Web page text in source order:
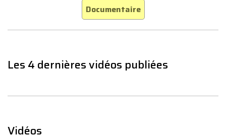
Documentaire
Les 4 dernières vidéos publiées
Vidéos